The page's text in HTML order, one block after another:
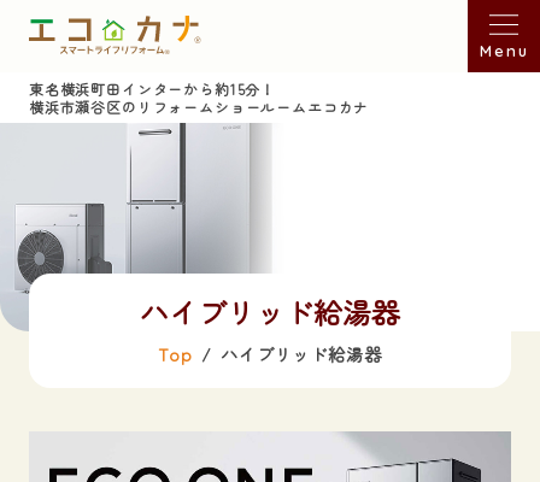
東名横浜町田インターから約15分！
横浜市瀬谷区のリフォームショールームエコカナ
Menu
ハイブリッド給湯器
Top ハイブリッド給湯器